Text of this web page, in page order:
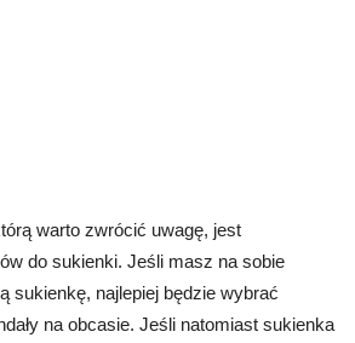
warto zwrócić uwagę, jest
do sukienki. Jeśli masz na sobie
sukienkę, najlepiej będzie wybrać
na obcasie. Jeśli natomiast sukienka